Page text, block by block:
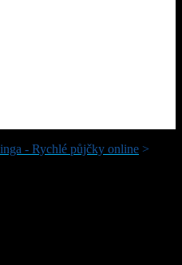
- Rychlé půjčky online >